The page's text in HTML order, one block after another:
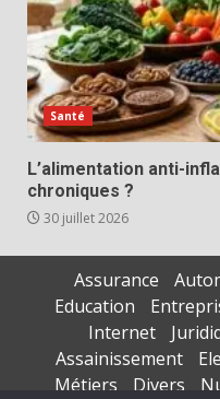
Santé
L’alimentation anti-
chroniques ?
30 juillet 2026
Assurance
Education
Internet
Assainissement
Métiers
Divers